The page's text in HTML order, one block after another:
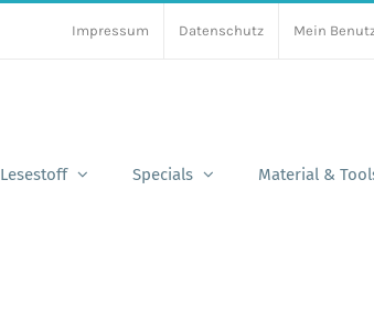
Impressum Datenschutz Mein
Lesestoff Specials Material &